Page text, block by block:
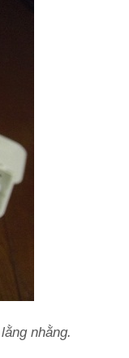
nhằng.